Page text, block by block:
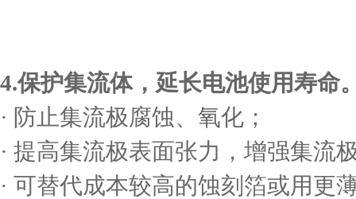
4.保护集流体，延长电池使用寿命
· 防止集流极腐蚀、氧化；
· 提高集流极表面张力，增强集流
· 可替代成本较高的蚀刻箔或用更